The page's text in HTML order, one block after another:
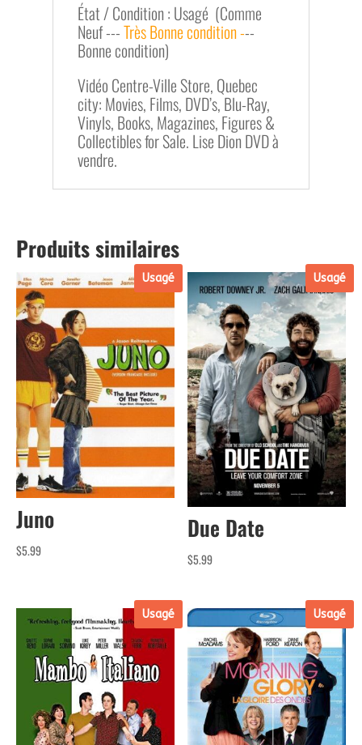
État / Condition : Usagé (Comme
Neuf ---Très Bonne condition ---
Bonne condition)
Vidéo Centre-Ville Store, Quebec
city: Movies, Films, DVD’s, Blu-Ray,
Vinyls, Books, Magazines, Figures &
Collectibles for Sale. Lise Dion DVD à
vendre.
Produits similaires
Usagé
Juno
$5.99
Usagé
Due Date
$5.99
Usagé Usagé